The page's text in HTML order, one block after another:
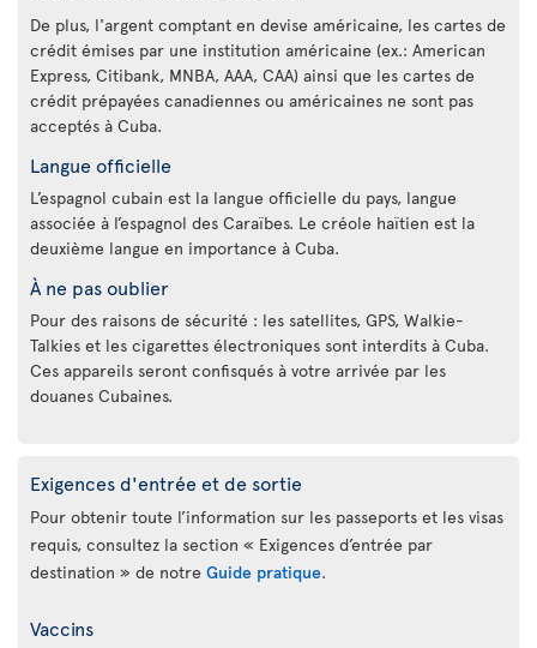
De plus, l'argent comptant en devise américaine, les cartes de
crédit émises par une institution américaine (ex.: American
Express, Citibank, MNBA, AAA, CAA) ainsi que les cartes de
crédit prépayées canadiennes ou américaines ne sont pas
acceptés à Cuba.
Langue officielle
L’espagnol cubain est la langue officielle du pays, langue
associée à l’espagnol des Caraïbes. Le créole haïtien est la
deuxième langue en importance à Cuba.
À ne pas oublier
Pour des raisons de sécurité : les satellites, GPS, Walkie-
Talkies et les cigarettes électroniques sont interdits à Cuba.
Ces appareils seront confisqués à votre arrivée par les
douanes Cubaines.
Exigences d'entrée et de sortie
Pour obtenir toute l’information sur les passeports et les visas
requis, consultez la section « Exigences d’entrée par
destination » de notre Guide pratique.
Vaccins